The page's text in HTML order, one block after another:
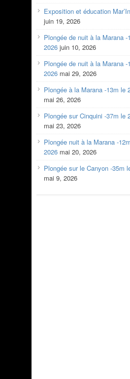
Exposition et éducation
juin 19, 2026
Plongée de nuit à la Marana -
2026 juin 10, 2026
Plongée de nuit à la Marana -
2026 mai 29, 2026
Plongée à la Marana -13m le
mai 26, 2026
Plongée sur Cinquini -37m le
mai 23, 2026
Plongée nuit à la Marana -
2026 mai 20, 2026
Plongée sur le Canyon -35m
mai 9, 2026